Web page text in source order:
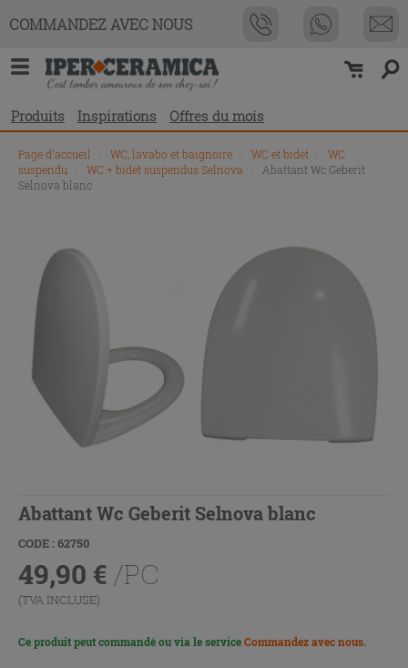
COMMANDEZ AVEC NOUS
Produits Inspirations Offres du mois
Page d'accueil WC, lavabo et baignoire WC et bidet
WC
suspendu
WC + bidet suspendus Selnova
Abattant Wc Geberit
Selnova blanc
Abattant Wc Geberit Selnova blanc
CODE : 62750
49,90 € /PC
(TVA INCLUSE)
Ce produit peut commandé ou via le serviceCommandez avec nous.